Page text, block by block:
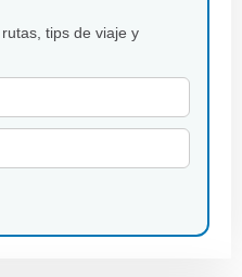
tips de viaje y